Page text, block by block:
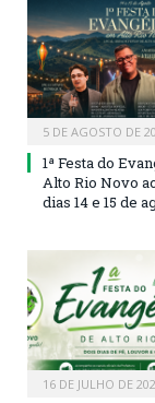
5 DE AGOSTO DE
1ª Festa do
Alto Rio Novo
dias 14 e 15 de
16 DE JULHO DE